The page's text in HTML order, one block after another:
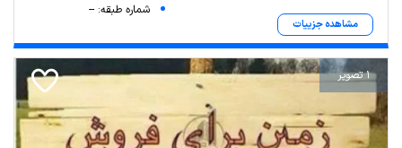
مشاهده جزییات
شماره طبقه: --
1 تصویر